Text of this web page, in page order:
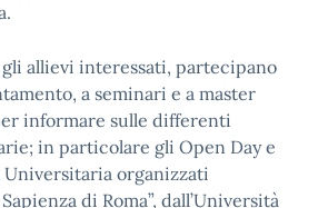
allievi interessati, partecipano
a seminari e a master
informare sulle differenti
in particolare gli Open Day e
organizzati
di Roma”, dall’Università